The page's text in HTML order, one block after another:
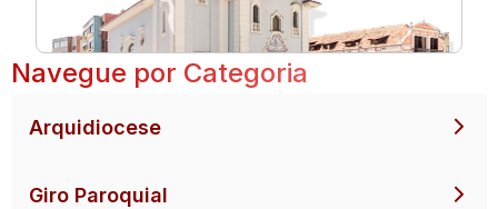
Navegue por Categoria
Arquidiocese
Giro Paroquial